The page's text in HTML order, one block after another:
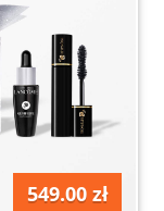
549.00 zł